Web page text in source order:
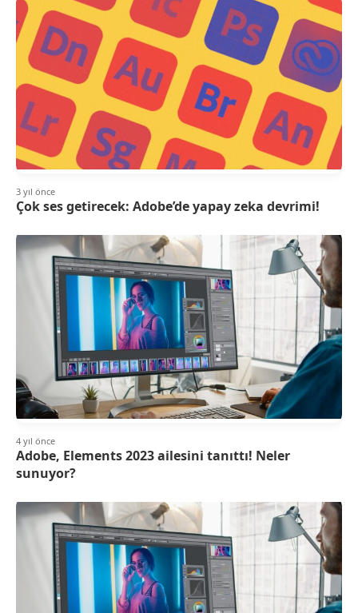
3 yıl önce
Çok ses getirecek: Adobe’de yapay zeka devrimi!
4 yıl önce
Adobe, Elements 2023 ailesini tanıttı! Neler
sunuyor?